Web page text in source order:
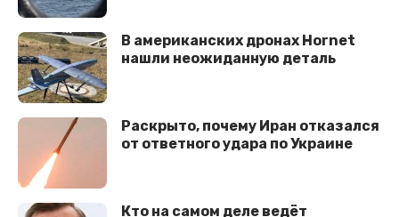
В американских дронах Hornet
нашли неожиданную деталь
Раскрыто, почему Иран отказался
от ответного удара по Украине
Кто на самом деле ведёт